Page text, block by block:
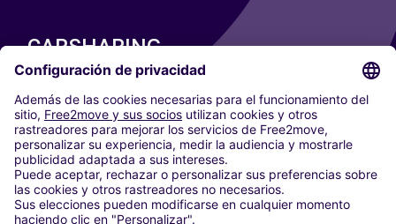
CARSHARING
NUESTRAS CIUDADES
Paris
Madrid
Washington DC
Milán
Roma
Turín
Viena
Berlín